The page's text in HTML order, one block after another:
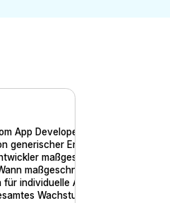
App Developer setzen
generischer Entwicklung
maßgeschneiderter Apps
maßgeschneiderte
individuelle Apps zusammen:
Wachstumssystem verbindet